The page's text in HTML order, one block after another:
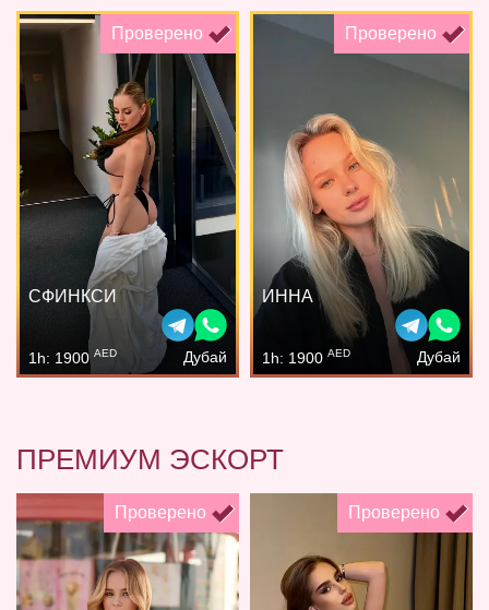
Проверено
СФИНКСИ
1h: 1900 AED Дубай
Проверено
ИННА
1h: 1900 AED Дубай
ПРЕМИУМ ЭСКОРТ
Проверено Проверено